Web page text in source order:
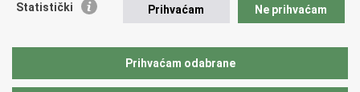
Trg N.Š. Zrinskog 7-8, 10000 Zagreb
fax: +385 (0)1 4551 795, +385 (0)1 4920 149
ministarstvo@mvep.hr
Statistički Prihvaćam Ne prihvaćam
Prihvaćam odabrane